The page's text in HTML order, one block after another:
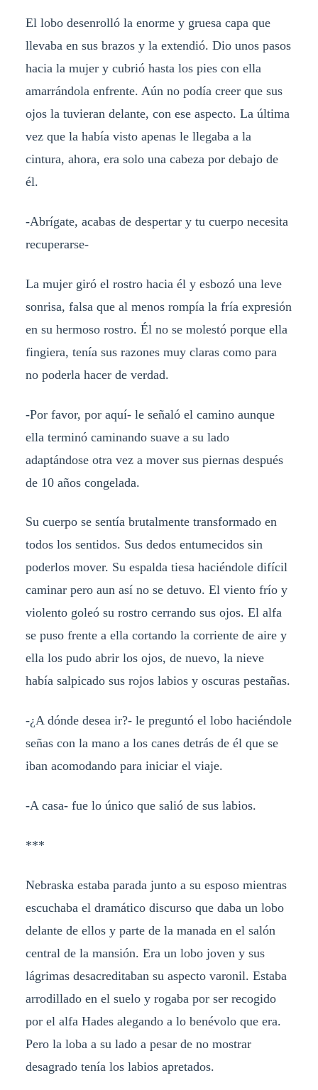
El lobo desenrolló la enorme y gruesa capa que
llevaba en sus brazos y la extendió. Dio unos pasos
hacia la mujer y cubrió hasta los pies con ella
amarrándola enfrente. Aún no podía creer que sus
ojos la tuvieran delante, con ese aspecto. La última
vez que la había visto apenas le llegaba a la
cintura, ahora, era solo una cabeza por debajo de
él.
-Abrígate, acabas de despertar y tu cuerpo necesita
recuperarse-
La mujer giró el rostro hacia él y esbozó una leve
sonrisa, falsa que al menos rompía la fría expresión
en su hermoso rostro. Él no se molestó porque ella
fingiera, tenía sus razones muy claras como para
no poderla hacer de verdad.
-Por favor, por aquí- le señaló el camino aunque
ella terminó caminando suave a su lado
adaptándose otra vez a mover sus piernas después
de 10 años congelada.
Su cuerpo se sentía brutalmente transformado en
todos los sentidos. Sus dedos entumecidos sin
poderlos mover. Su espalda tiesa haciéndole difícil
caminar pero aun así no se detuvo. El viento frío y
violento goleó su rostro cerrando sus ojos. El alfa
se puso frente a ella cortando la corriente de aire y
ella los pudo abrir los ojos, de nuevo, la nieve
había salpicado sus rojos labios y oscuras pestañas.
-¿A dónde desea ir?- le preguntó el lobo haciéndole
señas con la mano a los canes detrás de él que se
iban acomodando para iniciar el viaje.
-A casa- fue lo único que salió de sus labios.
***
Nebraska estaba parada junto a su esposo mientras
escuchaba el dramático discurso que daba un lobo
delante de ellos y parte de la manada en el salón
central de la mansión. Era un lobo joven y sus
lágrimas desacreditaban su aspecto varonil. Estaba
arrodillado en el suelo y rogaba por ser recogido
por el alfa Hades alegando a lo benévolo que era.
Pero la loba a su lado a pesar de no mostrar
desagrado tenía los labios apretados.